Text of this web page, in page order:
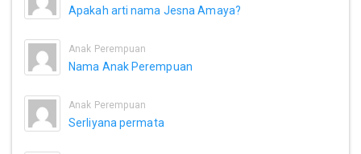
Apakah arti nama Jesna Amaya?
Anak Perempuan
Nama Anak Perempuan
Anak Perempuan
Serliyana permata